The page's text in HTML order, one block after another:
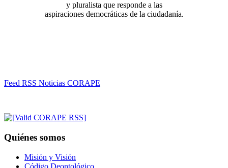
y pluralista que responde a las
aspiraciones democráticas de la ciudadanía.
Feed RSS Noticias CORAPE
Quiénes somos
Misión y Visión
Código Deontológico